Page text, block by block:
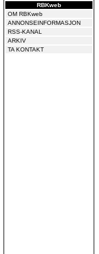
RBKweb
OM RBKweb
ANNONSEINFORMASJON
RSS-KANAL
ARKIV
TA KONTAKT